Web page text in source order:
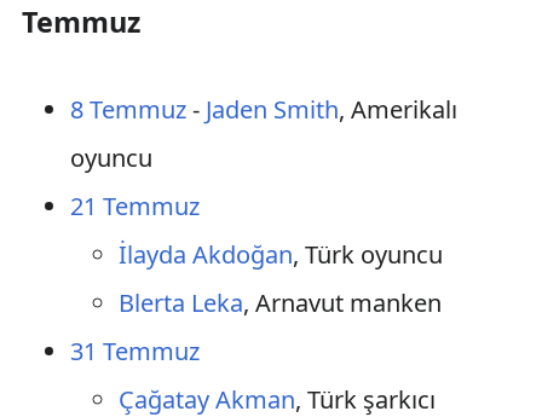
Temmuz
8 Temmuz- Jaden Smith, Amerikalı
oyuncu
21 Temmuz
İlayda Akdoğan, Türk oyuncu
Blerta Leka, Arnavut manken
31 Temmuz
Çağatay Akman, Türk şarkıcı